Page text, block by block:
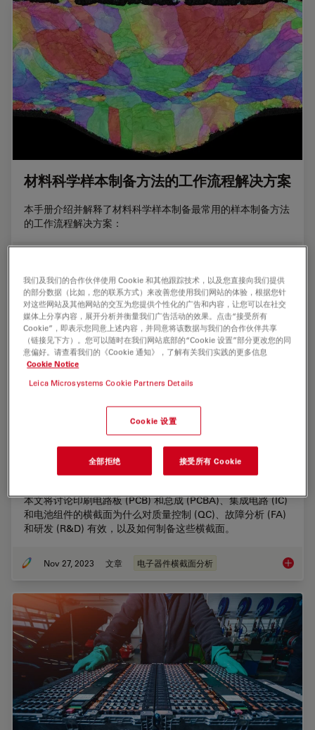
材料科学样本制备方法的工作流程解决方案
本手册介绍并解释了材料科学样本制备最常用的样本制备方法
的工作流程解决方案：
电子产品制造截面分析
本文将讨论印刷电路板 (PCB) 和总成 (PCBA)、集成电路 (IC)
和电池组件的横截面为什么对质量控制 (QC)、故障分析 (FA)
和研发 (R&D) 有效，以及如何制备这些横截面。
Nov 27, 2023 文章 电子器件横截面分析 电子产
我们及我们的合作伙伴使用 Cookie 和其他跟踪技术，以及您直接向我们提供
的部分数据（比如，您的联系方式）来改善您使用我们网站的体验，根据您针
对这些网站及其他网站的交互为您提供个性化的广告和内容，让您可以在社交
媒体上分享内容，展开分析并衡量我们广告活动的效果。点击“接受所有
Cookie”，即表示您同意上述内容，并同意将该数据与我们的合作伙伴共享
（链接见下方）。您可以随时在我们网站底部的“Cookie 设置”部分更改您的同
意偏好。请查看我们的《Cookie 通知》，了解有关我们实践的更多信息
Cookie Notice
Leica Microsystems Cookie Partners Details
Cookie 设置
全部拒绝 接受所有 Cookie